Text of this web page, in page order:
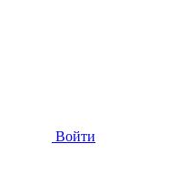
Войти